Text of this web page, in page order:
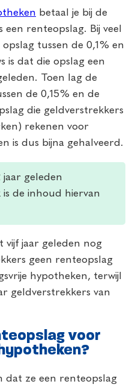
betaal je bij de
renteopslag. Bij veel
tussen de 0,1% en
is dat die opslag een
Toen lag de
de 0,15% en de
die geldverstrekkers
rekenen voor
is dus bijna gehalveerd.
jaar geleden
de inhoud hiervan
vijf jaar geleden nog
geen renteopslag
hypotheken, terwijl
geldverstrekkers van
voor
dat ze een renteopslag